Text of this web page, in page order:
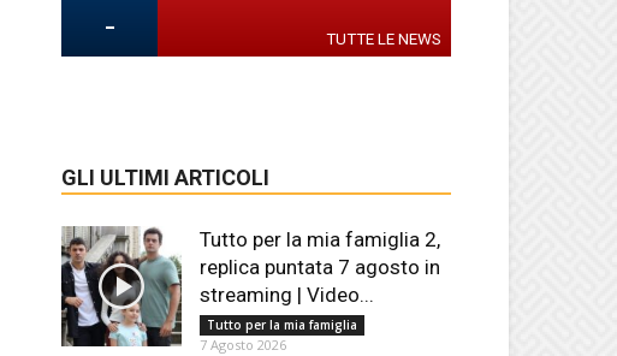
- TUTTE LE NEWS
GLI ULTIMI ARTICOLI
Tutto per la mia famiglia 2,
replica puntata 7 agosto in
streaming | Video...
Tutto per la mia famiglia
7 Agosto 2026